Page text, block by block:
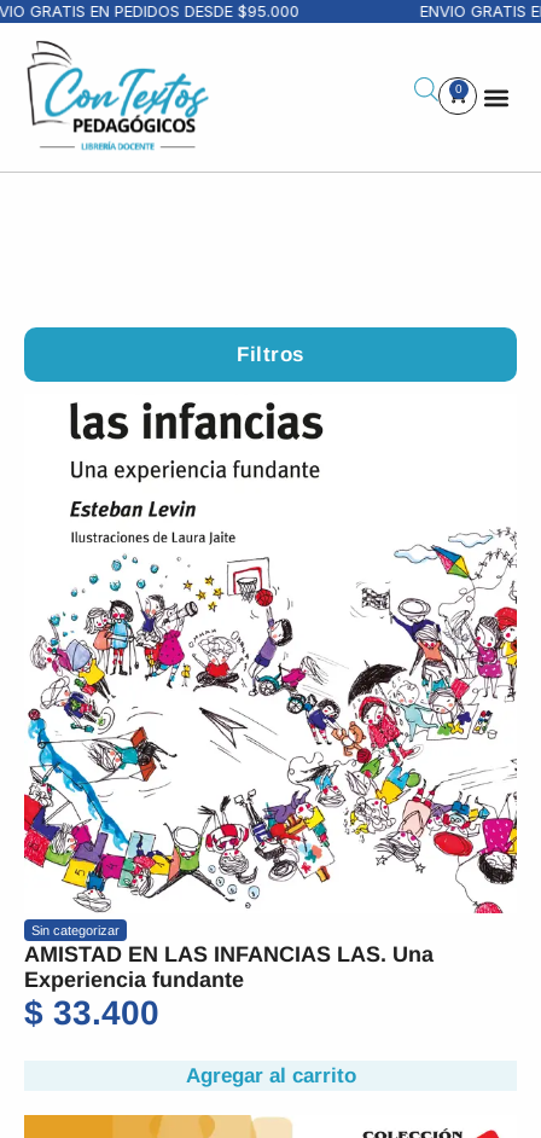
EN PEDIDOS DESDE $95.000 ENVIO GRATIS EN
0
Filtros
Sin categorizar
AMISTAD EN LAS INFANCIAS LAS. Una
Experiencia fundante
$ 33.400
Agregar al carrito